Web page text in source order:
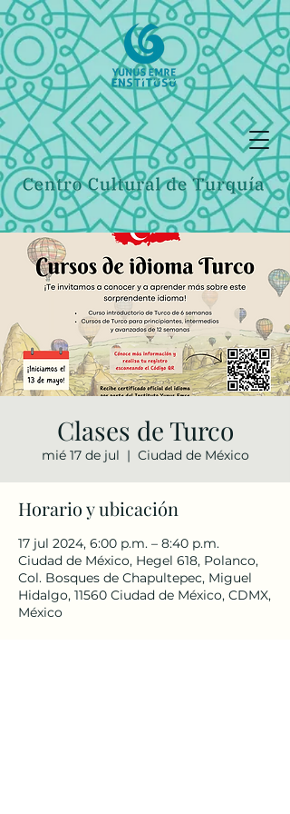
Clases de Turco
mié 17 de jul
  |
Ciudad de México
Horario y ubicación
17 jul 2024, 6:00 p.m. – 8:40 p.m.
Ciudad de México, Hegel 618, Polanco,
Col. Bosques de Chapultepec, Miguel
Hidalgo, 11560 Ciudad de México, CDMX,
México